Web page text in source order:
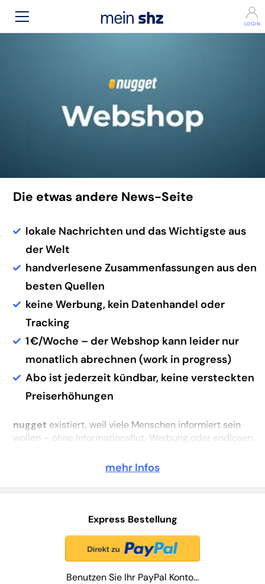
Die etwas andere News-Seite
lokale Nachrichten und das Wichtigste aus
der Welt
handverlesene Zusammenfassungen aus den
besten Quellen
keine Werbung, kein Datenhandel oder
Tracking
1 €/Woche – der Webshop kann leider nur
monatlich abrechnen (work in progress)
Abo ist jederzeit kündbar, keine versteckten
Preiserhöhungen
nugget existiert, weil viele Menschen informiert sein
wollen – ohne Informationsflut, Werbung oder endlosen
euch: klar, kompakt und auch ein bisschen fürs Herz. Aus
werktags dann auch Schluss – damit wir alle abschalten
Unser Ziel: Kein Wort zu viel. Unser zweites Ziel:
Ihr meldet euch aus allen anderen News-Apps ab. Spaß.
mehr Infos
Express Bestellung
Benutzen Sie Ihr PayPal Konto...